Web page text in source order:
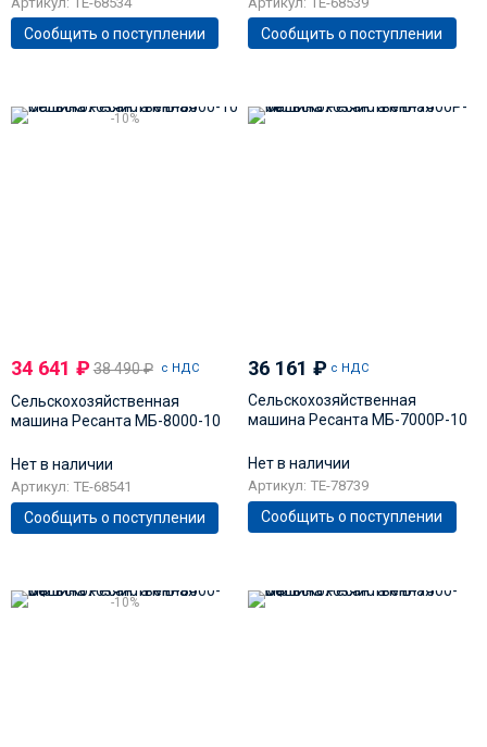
Сообщить о поступлении Сообщить о поступлении
-10%
34 641 ₽ 38 490₽ с НДС
Сельскохозяйственная
машина Ресанта МБ-8000-10
Нет в наличии
Артикул: TE-68541
Сообщить о поступлении
36 161₽ с НДС
Сельскохозяйственная
машина Ресанта МБ-7000P-10
Нет в наличии
Артикул: TE-78739
Сообщить о поступлении
-10%